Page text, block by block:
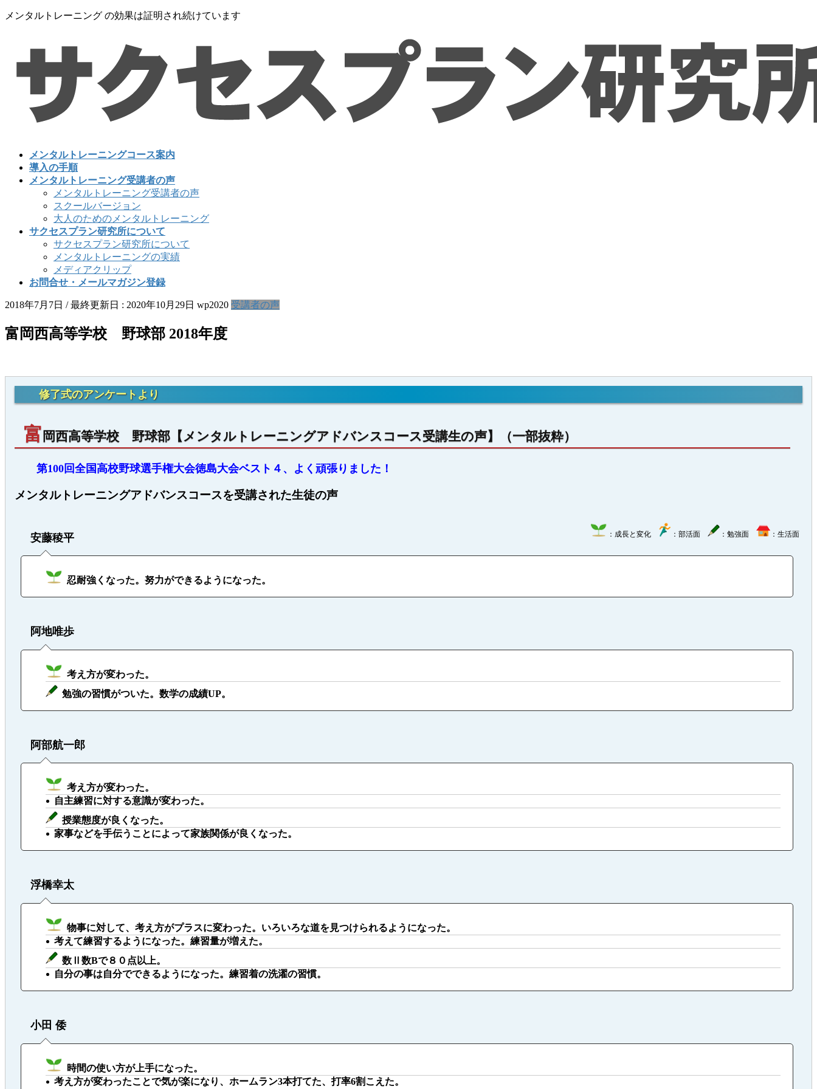
コ
ナ
メンタルトレーニング の効果は証明され続けています
メンタルトレーニングコース案内
導入の手順
メンタルトレーニング受講者の声
メンタルトレーニング受講者の声
スクールバージョン
大人のためのメンタルトレーニング
サクセスプラン研究所について
サクセスプラン研究所について
メンタルトレーニングの実績
メディアクリップ
お問合せ・メールマガジン登録
2018年7月7日 / 最終更新日 : 2020年10月29日 wp2020 受講者の声
富岡西高等学校 野球部 2018年度
修了式のアンケートより
富 岡西高等学校 野球部【メンタルトレーニングアドバンスコース受講生の声】（一部抜粋）
第100回全国高校野球選手権大会徳島大会ベスト４、よく頑張りました！
メンタルトレーニングアドバンスコースを受講された生徒の声
：成長と変化 ：部活面 ：勉強面 ：生活面
安藤稜平
忍耐強くなった。努力ができるようになった。
阿地唯歩
考え方が変わった。
勉強の習慣がついた。数学の成績UP。
阿部航一郎
考え方が変わった。
自主練習に対する意識が変わった。
授業態度が良くなった。
家事などを手伝うことによって家族関係が良くなった。
浮橋幸太
物事に対して、考え方がプラスに変わった。いろいろな道を見つけられるようになった。
考えて練習するようになった。練習量が増えた。
数Ⅱ数Bで８０点以上。
自分の事は自分でできるようになった。練習着の洗濯の習慣。
小田 倭
時間の使い方が上手になった。
考え方が変わったことで気が楽になり、ホームラン3本打てた、打率6割こえた。